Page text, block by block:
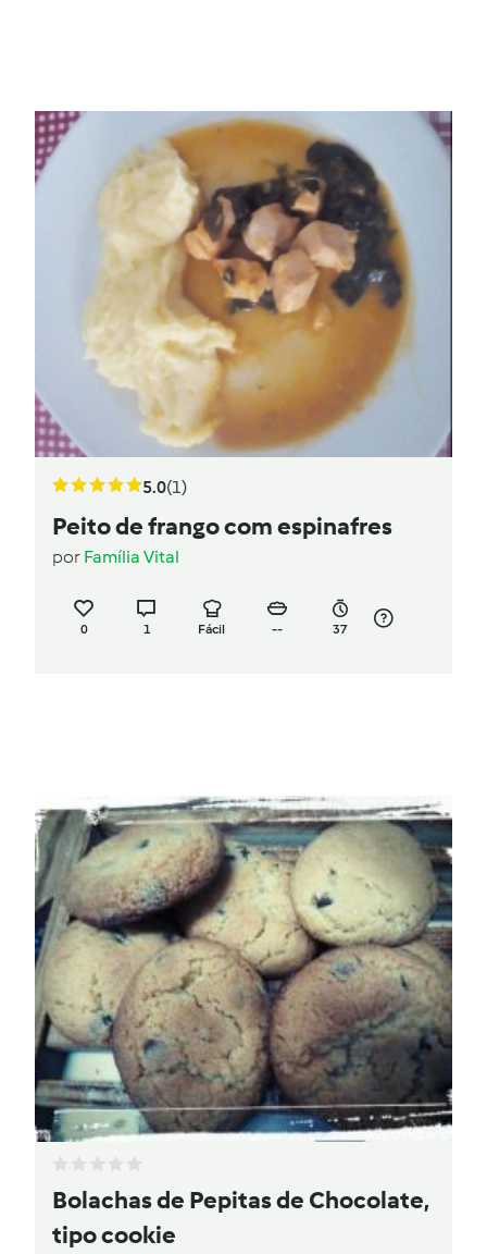
5.0(1)
Peito de frango com espinafres
por Família Vital
0 1 Fácil -- 37
Bolachas de Pepitas de Chocolate,
tipo cookie